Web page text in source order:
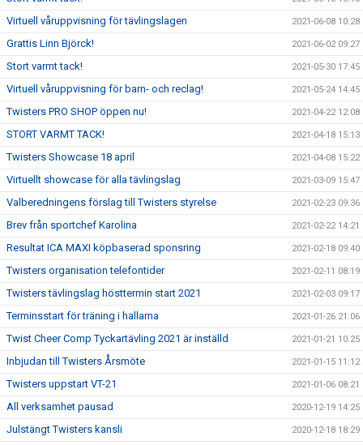
Virtuell våruppvisning för tävlingslagen 2021-06-08 10:28
Grattis Linn Björck! 2021-06-02 09:27
Stort varmt tack! 2021-05-30 17:45
Virtuell våruppvisning för barn- och reclag! 2021-05-24 14:45
Twisters PRO SHOP öppen nu! 2021-04-22 12:08
STORT VARMT TACK! 2021-04-18 15:13
Twisters Showcase 18 april 2021-04-08 15:22
Virtuellt showcase för alla tävlingslag 2021-03-09 15:47
Valberedningens förslag till Twisters styrelse 2021-02-23 09:36
Brev från sportchef Karolina 2021-02-22 14:21
Resultat ICA MAXI köpbaserad sponsring 2021-02-18 09:40
Twisters organisation telefontider 2021-02-11 08:19
Twisters tävlingslag hösttermin start 2021 2021-02-03 09:17
Terminsstart för träning i hallarna 2021-01-26 21:06
Twist Cheer Comp Tyckartävling 2021 är inställd 2021-01-21 10:25
Inbjudan till Twisters Årsmöte 2021-01-15 11:12
Twisters uppstart VT-21 2021-01-06 08:21
All verksamhet pausad 2020-12-19 14:25
Julstängt Twisters kansli 2020-12-18 18:29